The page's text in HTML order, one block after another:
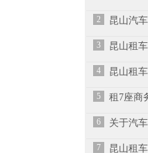
2
3 昆山租
4
5 租7座商
6
7